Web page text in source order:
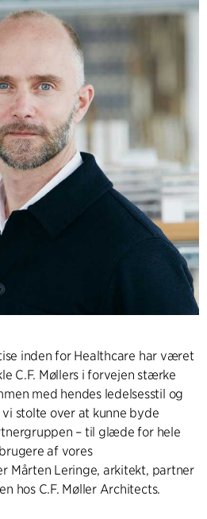
inden for Healthcare har været
C.F. Møllers i forvejen stærke
med hendes ledelsesstil og
stolte over at kunne byde
– til glæde for hele
af vores
Mårten Leringe, arkitekt, partner
hos C.F. Møller Architects.